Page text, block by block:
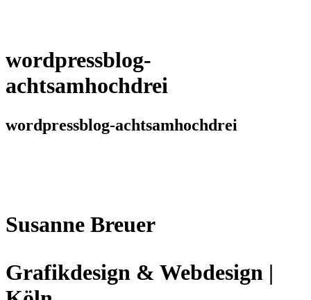
wordpressblog-
achtsamhochdrei
wordpressblog-achtsamhochdrei
Susanne Breuer
Grafikdesign & Webdesign |